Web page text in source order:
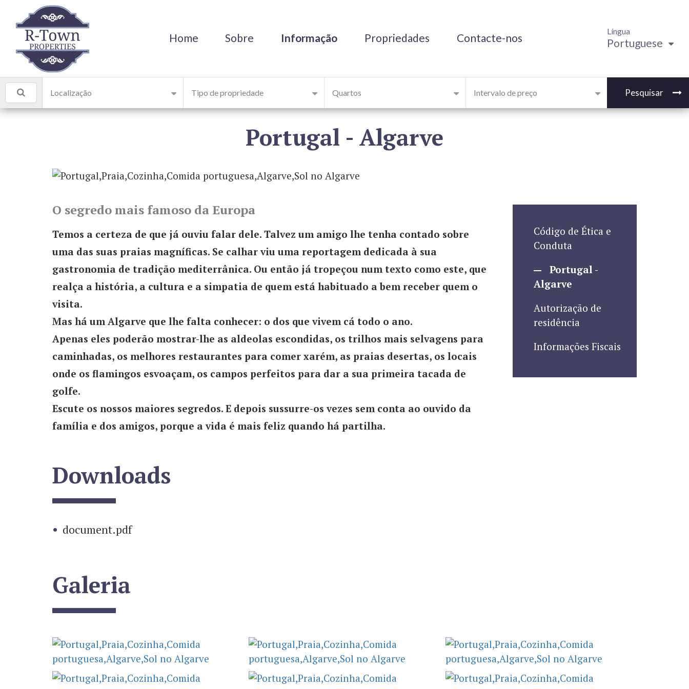
Home Sobre Informação Propriedades Contacte-nos
Língua
Portuguese
Localização Tipo de propriedade Quartos Intervalo de preço Pesquisar
Portugal - Algarve
O segredo mais famoso da Europa
Temos a certeza de que já ouviu falar dele. Talvez um amigo lhe tenha contado sobre
uma das suas praias magníficas. Se calhar viu uma reportagem dedicada à sua
gastronomia de tradição mediterrânica. Ou então já tropeçou num texto como este, que
realça a história, a cultura e a simpatia de quem está habituado a bem receber quem o
visita.
Mas há um Algarve que lhe falta conhecer: o dos que vivem cá todo o ano.
Apenas eles poderão mostrar-lhe as aldeolas escondidas, os trilhos mais selvagens para
caminhadas, os melhores restaurantes para comer xarém, as praias desertas, os locais
onde os flamingos esvoaçam, os campos perfeitos para dar a sua primeira tacada de
golfe.
Escute os nossos maiores segredos. E depois sussurre-os vezes sem conta ao ouvido da
família e dos amigos, porque a vida é mais feliz quando há partilha.
Downloads
document.pdf
Código de Ética e
Conduta
Portugal -
Algarve
Autorização de
residência
Informações Fiscais
Galeria